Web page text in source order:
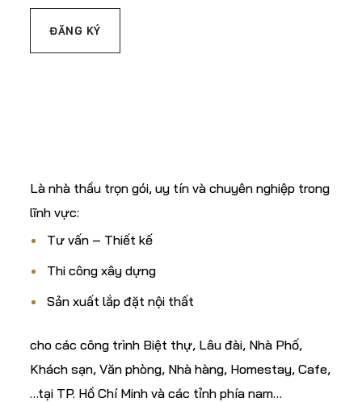
Là nhà thầu trọn gói, uy tín và chuyên nghiệp trong
lĩnh vực:
Tư vấn – Thiết kế
Thi công xây dựng
Sản xuất lắp đặt nội thất
cho các công trình Biệt thự, Lâu đài, Nhà Phố,
Khách sạn, Văn phòng, Nhà hàng, Homestay, Cafe,
…tại TP. Hồ Chí Minh và các tỉnh phía nam…